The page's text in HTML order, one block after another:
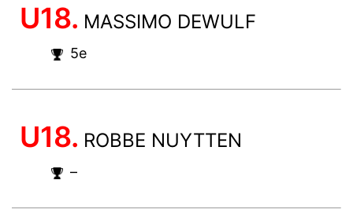
U18. MASSIMO DEWULF
5e
U18. ROBBE NUYTTEN
–